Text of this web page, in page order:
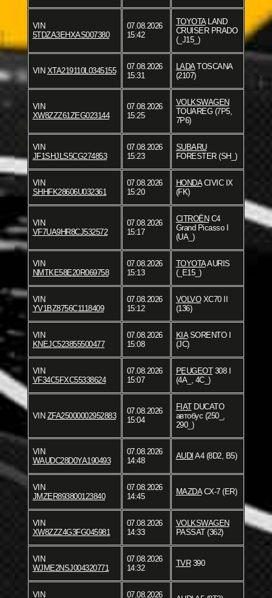
VIN
5TDZA3EHXAS007380
07.08.2026
15:42
TOYOTALAND
CRUISER PRADO
(_J15_)
VIN XTA219110L0345155
07.08.2026
15:31
LADATOSCANA
(2107)
VIN
XW8ZZZ61ZEG023144
07.08.2026
15:25
VOLKSWAGEN
TOUAREG (7P5,
7P6)
VIN
JF1SHJLS5CG274853
07.08.2026
15:23
SUBARU
FORESTER (SH_)
VIN
SHHFK28606U032361
07.08.2026
15:20
HONDACIVIC IX
(FK)
VIN
VF7UA9HR8CJ532572
07.08.2026
15:17
CITROËN C4
Grand Picasso I
(UA_)
VIN
NMTKE58E20R069758
07.08.2026
15:13
TOYOTAAURIS
(_E15_)
VIN
YV1BZ8756C1118409
07.08.2026
15:12
VOLVOXC70 II
(136)
VIN
KNEJC523855500477
07.08.2026
15:08
KIASORENTO I
(JC)
VIN
VF34C5FXC55338624
07.08.2026
15:07
PEUGEOT308 I
(4A_, 4C_)
VIN ZFA25000002952883
07.08.2026
15:04
FIATDUCATO
автобус (250_,
290_)
VIN
WAUDC28D0YA190493
07.08.2026
14:48
AUDI A4 (8D2, B5)
VIN
JMZER893800123840
07.08.2026
14:45
MAZDACX-7 (ER)
VIN
XW8ZZZ4G3FG045981
07.08.2026
14:33
VOLKSWAGEN
PASSAT (362)
VIN
WJME2NSJ004320771
07.08.2026
14:32
TVR390
VIN 07.08.2026